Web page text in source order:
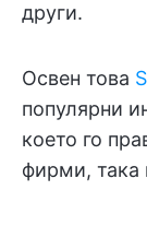
други.
Освен това
популярни
което го
фирми, така